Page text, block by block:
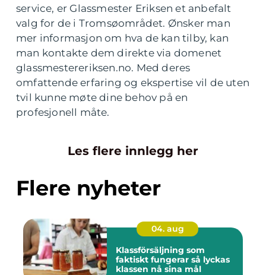
service, er Glassmester Eriksen et anbefalt
valg for de i Tromsøområdet. Ønsker man
mer informasjon om hva de kan tilby, kan
man kontakte dem direkte via domenet
glassmestereriksen.no. Med deres
omfattende erfaring og ekspertise vil de uten
tvil kunne møte dine behov på en
profesjonell måte.
Les flere innlegg her
Flere nyheter
04. aug
Klassförsäljning som
faktiskt fungerar så lyckas
klassen nå sina mål